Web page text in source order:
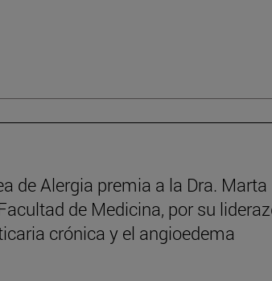
de Alergia premia a la Dra. Marta
de Medicina, por su
crónica y el angioedema